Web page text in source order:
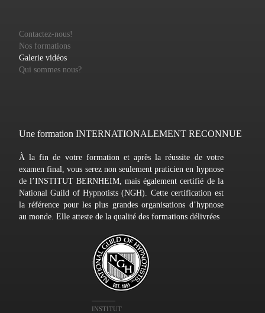
Contactez-nous!
Nos formations
Galerie vidéos
Qui sommes nous?
Une formation INTERNATIONALEMENT RECONNUE
À la fin de votre formation et après la réussite de votre
examen final, vous serez non seulement praticien en hypnose
de l’INSTITUT BERNHEIM, mais également certifié de la
National Guild of Hypnotists (NGH). Cette certification est
la référence pour les plus grandes organisations d’hypnose
au monde. Elle atteste de la qualité des formations délivrées
INSTITUT